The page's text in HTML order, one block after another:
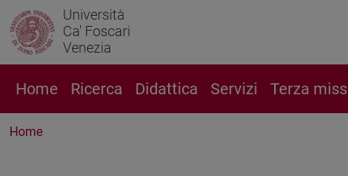
Università
Ca' Foscari
Venezia
Home Ricerca Didattica Servizi Terza
Home